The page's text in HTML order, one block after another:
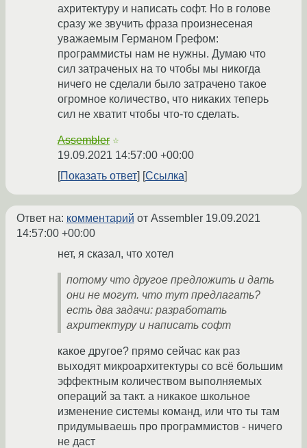
ахритектуру и написать софт. Но в голове
сразу же звучить фраза произнесеная
уважаемым Германом Грефом:
программисты нам не нужны. Думаю что
сил затраченых на то чтобы мы никогда
ничего не сделали было затрачено такое
огромное количество, что никаких теперь
сил не хватит чтобы что-то сделать.
Assembler ☆
19.09.2021 14:57:00 +00:00
Показать ответ
Ссылка
Ответ на: комментарий от Assembler 19.09.2021
14:57:00 +00:00
нет, я сказал, что хотел
потому что другое предложить и дать
они не могут. что тут предлагать?
есть два задачи: разработать
ахритектуру и написать софт
какое другое? прямо сейчас как раз
выходят микроархитектуры со всё большим
эффектным количеством выполняемых
операций за такт. а никакое школьное
изменение системы команд, или что ты там
придумываешь про программистов - ничего
не даст